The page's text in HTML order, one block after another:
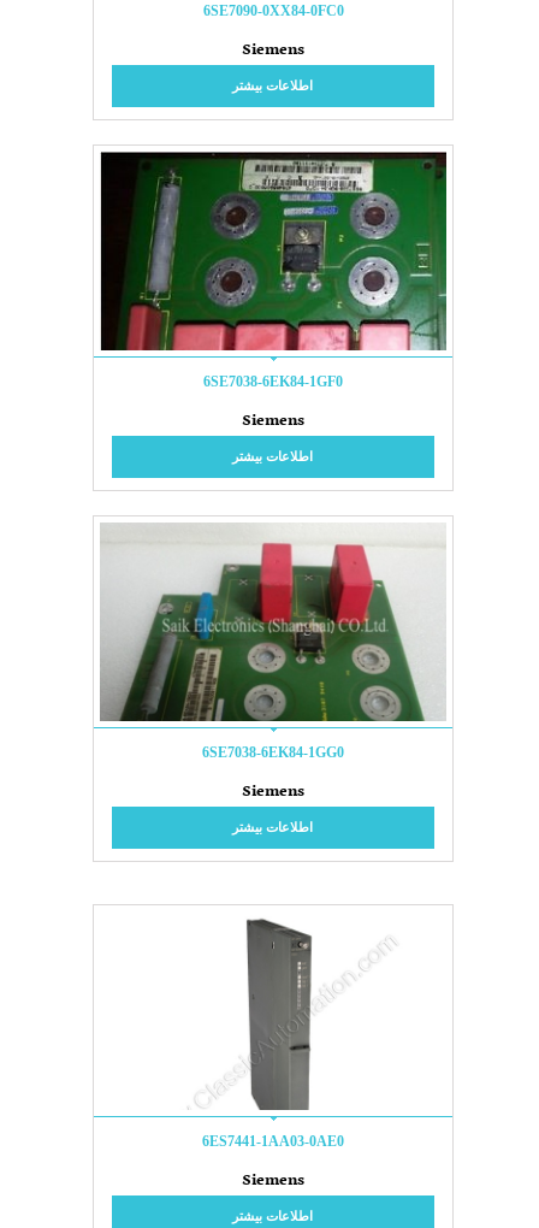
6SE7090-0XX84-0FC0
Siemens
اطلاعات بیشتر
6SE7038-6EK84-1GF0
Siemens
اطلاعات بیشتر
6SE7038-6EK84-1GG0
Siemens
اطلاعات بیشتر
6ES7441-1AA03-0AE0
Siemens
اطلاعات بیشتر